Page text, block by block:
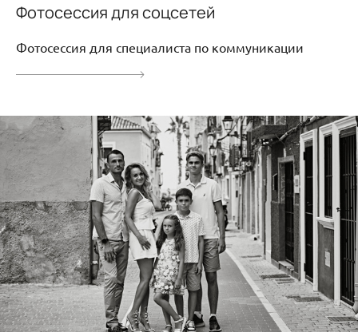
Фотосессия для соцсетей
Фотосессия для специалиста по коммуникации